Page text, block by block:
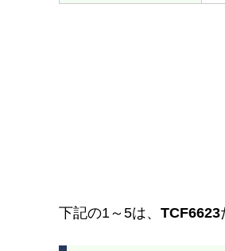
下記の1～5は、 TCF6623